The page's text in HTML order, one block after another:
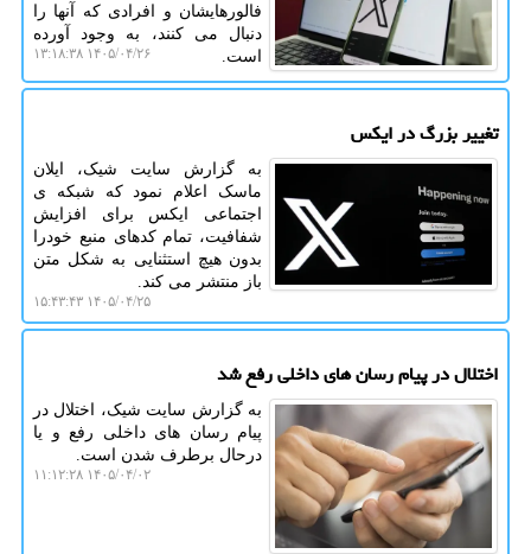
فالورهایشان و افرادی که آنها را
دنبال می کنند، به وجود آورده
است.
۱۴۰۵/۰۴/۲۶ ۱۳:۱۸:۳۸
تغییر بزرگ در ایکس
به گزارش سایت شیک، ایلان
ماسک اعلام نمود که شبکه ی
اجتماعی ایکس برای افزایش
شفافیت، تمام کدهای منبع خودرا
بدون هیچ استثنایی به شکل متن
باز منتشر می کند.
۱۴۰۵/۰۴/۲۵ ۱۵:۴۳:۴۳
اختلال در پیام رسان های داخلی رفع شد
به گزارش سایت شیک، اختلال در
پیام رسان های داخلی رفع و یا
درحال برطرف شدن است.
۱۴۰۵/۰۴/۰۲ ۱۱:۱۲:۲۸